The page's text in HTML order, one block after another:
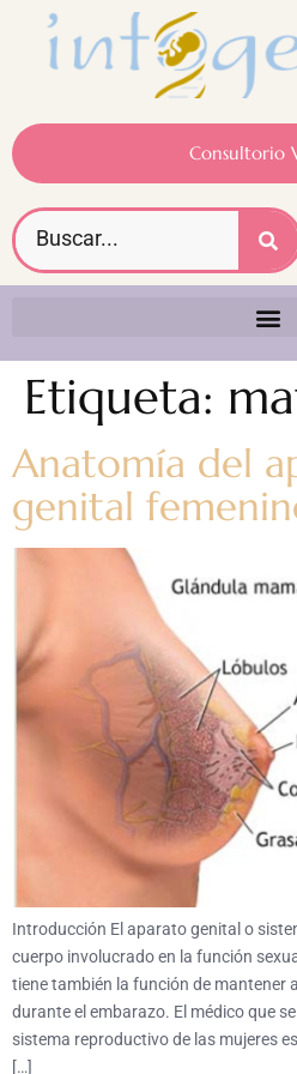
Consultorio
Etiqueta:
Anatomía del
genital
Introducción El aparato genital o
cuerpo involucrado en la función
tiene también la función de mantener
durante el embarazo. El médico que
sistema reproductivo de las mujeres
[…]